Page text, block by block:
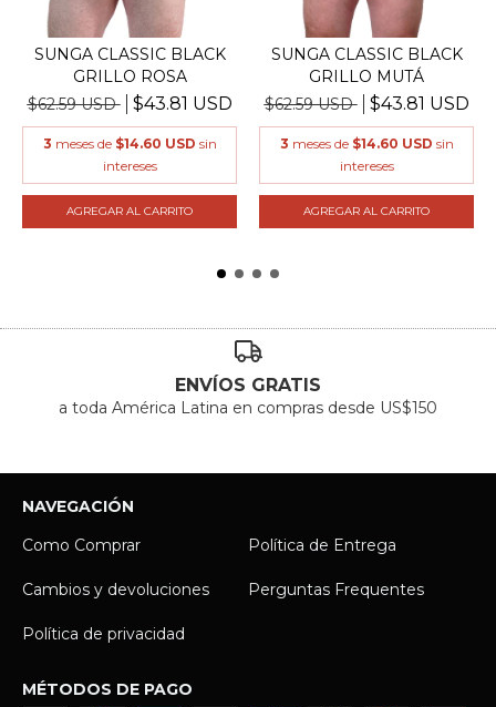
SUNGA CLASSIC BLACK
GRILLO ROSA
$62.59 USD
$43.81 USD
3 meses de $14.60 USD sin
intereses
AGREGAR AL CARRITO
SUNGA CLASSIC BLACK
GRILLO MUTÁ
$62.59 USD
$43.81 USD
3 meses de $14.60 USD sin
intereses
AGREGAR AL CARRITO
ENVÍOS GRATIS
a toda América Latina en compras desde US$150
NAVEGACIÓN
Como Comprar
Política de Entrega
Cambios y devoluciones Perguntas Frequentes
Política de privacidad
MÉTODOS DE PAGO